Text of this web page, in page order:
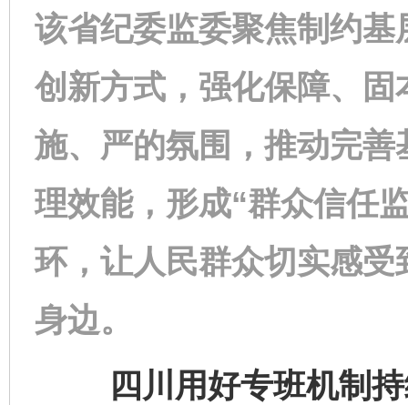
该省纪委监委聚焦制约
创新方式，强化保障、
施、严的氛围，推动完
理效能，形成“群众信任
环，让人民群众切实感
身边。
四川用好专班机制持